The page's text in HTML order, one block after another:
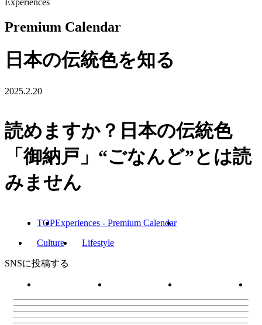
Experiences
Premium Calendar
日本の伝統色を知る
2025.2.20
読めますか？日本の伝統色
「御納戸」“ごなんど”とは読
みません
TOPExperiences - Premium Calendar
Culture
Lifestyle
SNSに投稿する